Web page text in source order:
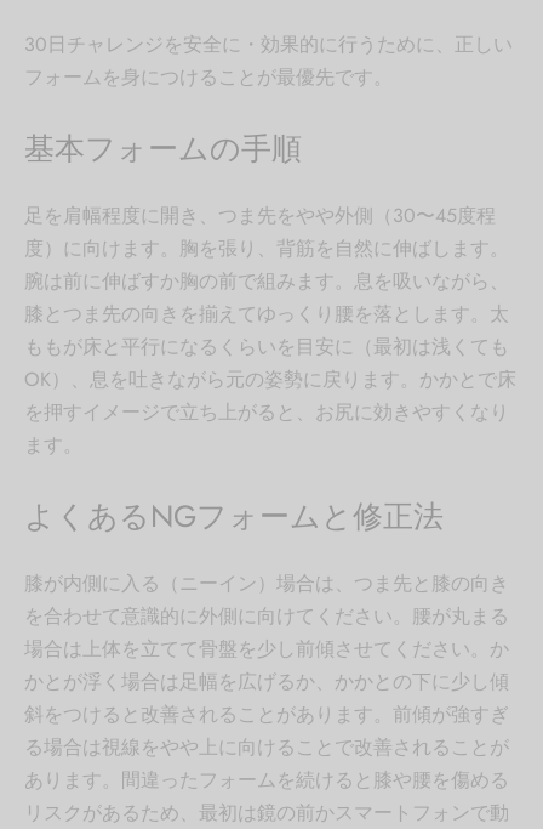
30日チャレンジを安全に・効果的に行うために、正しい
フォームを身につけることが最優先です。
基本フォームの手順
足を肩幅程度に開き、つま先をやや外側（30〜45度程
度）に向けます。胸を張り、背筋を自然に伸ばします。
腕は前に伸ばすか胸の前で組みます。息を吸いながら、
膝とつま先の向きを揃えてゆっくり腰を落とします。太
ももが床と平行になるくらいを目安に（最初は浅くても
OK）、息を吐きながら元の姿勢に戻ります。かかとで床
を押すイメージで立ち上がると、お尻に効きやすくなり
ます。
よくあるNGフォームと修正法
膝が内側に入る（ニーイン）場合は、つま先と膝の向き
を合わせて意識的に外側に向けてください。腰が丸まる
場合は上体を立てて骨盤を少し前傾させてください。か
かとが浮く場合は足幅を広げるか、かかとの下に少し傾
斜をつけると改善されることがあります。前傾が強すぎ
る場合は視線をやや上に向けることで改善されることが
あります。間違ったフォームを続けると膝や腰を傷める
リスクがあるため、最初は鏡の前かスマートフォンで動